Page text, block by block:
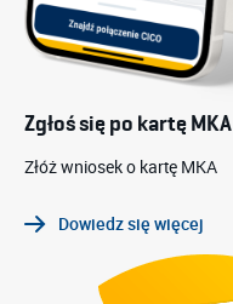
Zgłoś się po kartę MKA
Złóż wniosek o kartę MKA
Dowiedz się więcej